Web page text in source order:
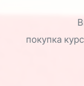
покупка